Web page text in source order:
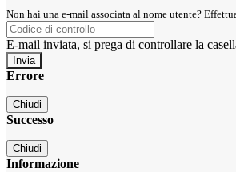
Non hai una e-mail associata al nome utente?
E-mail inviata, si prega di controllare la
Errore
Chiudi
Successo
Chiudi
Informazione